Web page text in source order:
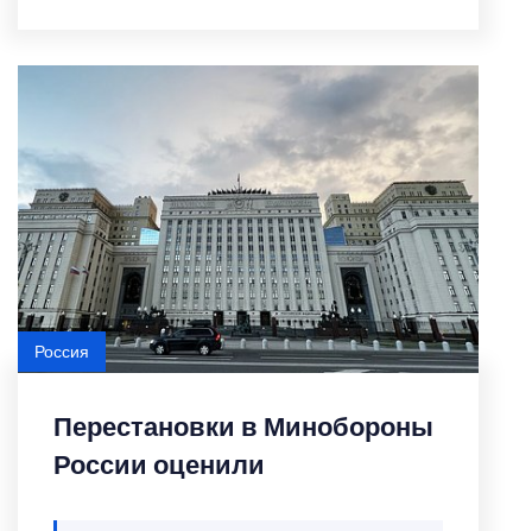
Перестановки в Минобороны
России оценили
Россия